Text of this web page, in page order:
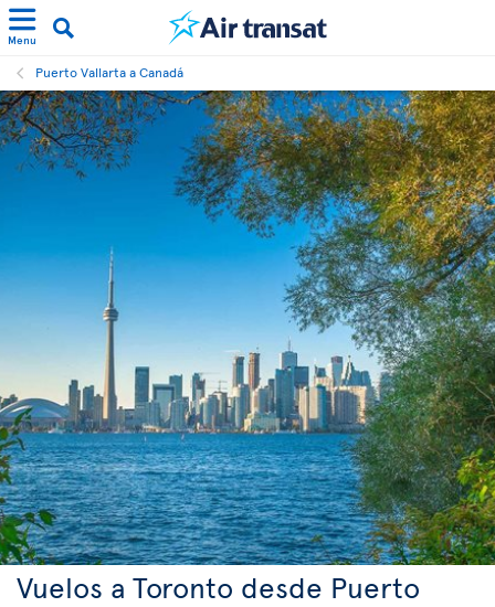
Menu
Puerto Vallarta a Canadá
Vuelos a Toronto desde Puerto